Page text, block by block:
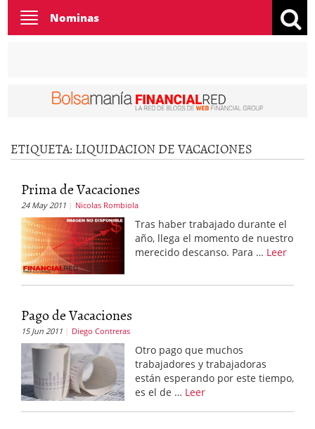
Toggle
navigation
Nominas
ETIQUETA: LIQUIDACION DE VACACIONES
Prima de Vacaciones
24 May 2011 Nicolas Rombiola
Tras haber trabajado durante el
año, llega el momento de nuestro
merecido descanso. Para … Leer
Pago de Vacaciones
15 Jun 2011 Diego Contreras
Otro pago que muchos
trabajadores y trabajadoras
están esperando por este tiempo,
es el de … Leer